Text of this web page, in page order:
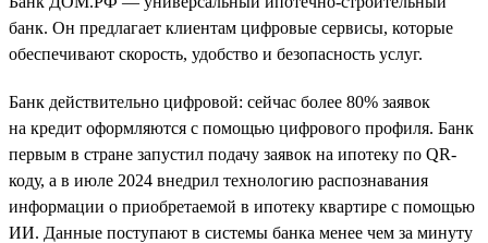
банк. Он предлагает клиентам цифровые сервисы, которые
обеспечивают скорость, удобство и безопасность услуг.
Банк действительно цифровой: сейчас более 80% заявок
на кредит оформляются с помощью цифрового профиля. Банк
первым в стране запустил подачу заявок на ипотеку по QR-
коду, а в июле 2024 внедрил технологию распознавания
информации о приобретаемой в ипотеку квартире с помощью
ИИ. Данные поступают в системы банка менее чем за минуту